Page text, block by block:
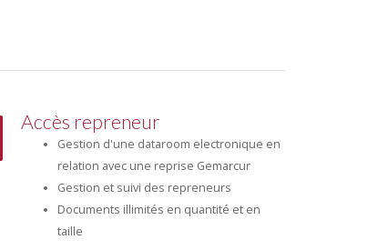
Accès repreneur
Gestion d'une dataroom electronique en
relation avec une reprise Gemarcur
Gestion et suivi des repreneurs
Documents illimités en quantité et en
taille